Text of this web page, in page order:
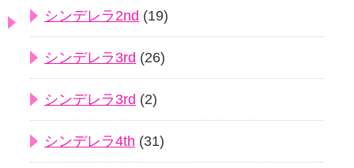
シンデレラ2nd (19)
シンデレラ3rd (26)
シンデレラ3rd (2)
シンデレラ4th (31)